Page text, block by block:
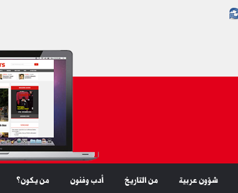
شؤون عربية من التاريخ أدب وفنون من يكون؟